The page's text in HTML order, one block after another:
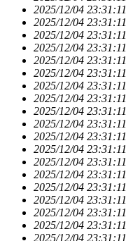
2025/12/04 23:31:11
2025/12/04 23:31:11
2025/12/04 23:31:11
2025/12/04 23:31:11
2025/12/04 23:31:11
2025/12/04 23:31:11
2025/12/04 23:31:11
2025/12/04 23:31:11
2025/12/04 23:31:11
2025/12/04 23:31:11
2025/12/04 23:31:11
2025/12/04 23:31:11
2025/12/04 23:31:11
2025/12/04 23:31:11
2025/12/04 23:31:11
2025/12/04 23:31:11
2025/12/04 23:31:11
2025/12/04 23:31:11
2025/12/04 23:31:11